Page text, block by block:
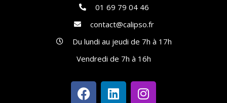
01 69 79 04 46
contact@calipso.fr
Du lundi au jeudi de 7h à 17h
Vendredi de 7h à 16h